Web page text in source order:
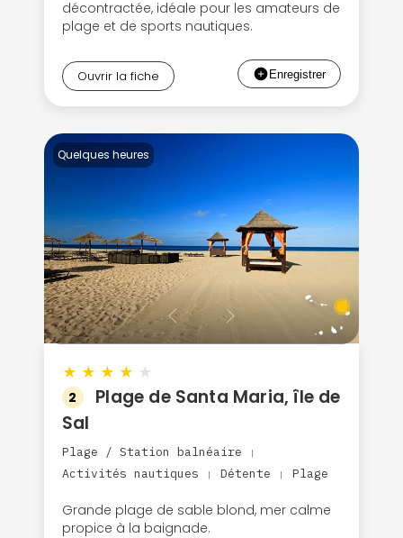
décontractée, idéale pour les amateurs de
plage et de sports nautiques.
Ouvrir la fiche
Quelques heures
★ ★ ★ ★ ★
2
Plage de Santa Maria, île de
Sal
Plage / Station balnéaire |
Activités nautiques | Détente | Plage
Grande plage de sable blond, mer calme
propice à la baignade.